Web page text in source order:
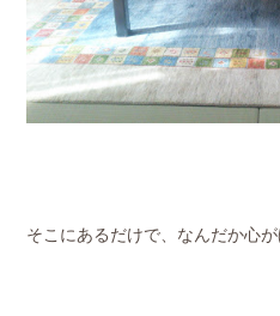
そこにあるだけで、なんだか心が